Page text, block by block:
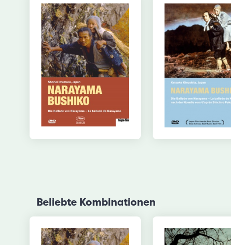
Beliebte Kombinationen